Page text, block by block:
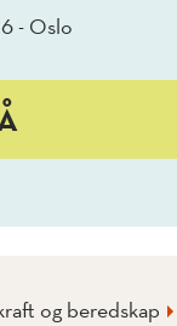
- Oslo
og beredskap